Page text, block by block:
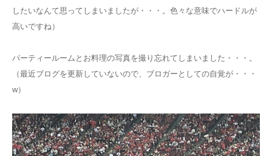
したいなんて思ってしまいましたが・・・。色々な意味でハードルが
高いですね）
パーティールームとお料理の写真を撮り忘れてしまいました・・・。
（最近ブログを更新していないので、ブロガーとしての自覚が・・・
w）